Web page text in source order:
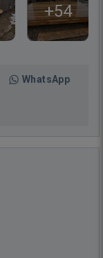
+54
WhatsApp